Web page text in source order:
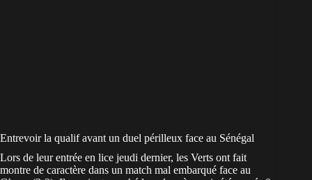
Entrevoir la qualif avant un duel périlleux face au Sénégal
Lors de leur entrée en lice jeudi dernier, les Verts ont fait
montre de caractère dans un match mal embarqué face au